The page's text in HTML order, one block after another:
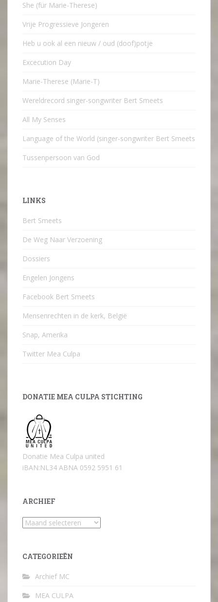
She (für Marie-Therese)
Vrije Progressieve Jongeren
Heb u ook al een nieuw / oud (doof)potje
Excecution Day
Marie-Therese (Marie-T)
Wereldrecord singer-songwriter Bert Smeets
All My Senses
Language of the World (singer-songwriter Bert Smeets
Tussenpersoon van God
LINKS
Bert Smeets
De Weg Naar Verzoening
Dossiers
Engelen Jongens
Facebook Bert Smeets
Mensenrechten in de kerk, België
Snap, Amerika
Twitter Mea Culpa
DONATIE MEA CULPA STICHTING
Donatie Mea Culpa united
iBAN:NL34 ABNA 0592 5951 61
ARCHIEF
Archief
CATEGORIEËN
Archief MC
MEA CULPA